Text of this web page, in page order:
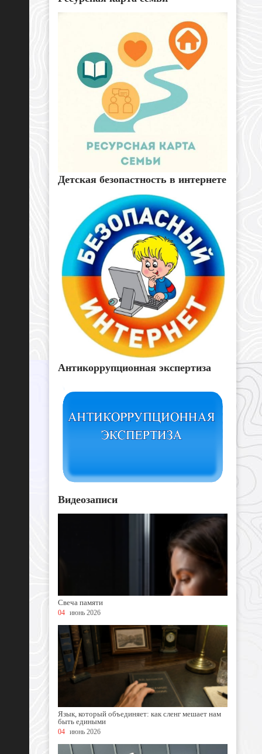
Детская безопастность в интернете
Антикоррупционная экспертиза
Видеозаписи
Свеча памяти
04 июнь 2026
Язык, который объединяет: как сленг мешает нам
быть едиными
04 июнь 2026